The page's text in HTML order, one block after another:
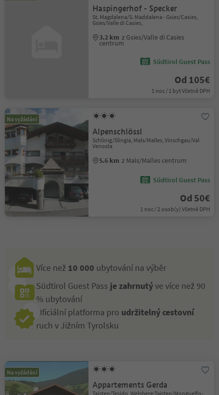
Haspingerhof - Specker
St. Magdalena/S. Maddalena - Gsies/Casies,
Gsies/Valle di Casies,
3.2 km z Gsies/Valle di Casies
centrum
Südtirol Guest Pass
Od 105€
1 noc / 1 byt Včetně DPH
Na vyžádání
Alpenschlössl
Schlinig/Slingia, Mals/Malles, Vinschgau/Val
Venosta
5.6 km z Mals/Malles centrum
Südtirol Guest Pass
Od 50€
1 noc / 2 osob(y) Včetně DPH
Více než 10 000 ubytování na výběr
Südtirol Guest Pass je zahrnutýve více než 90
% ubytování
Oficiální platforma pro udržitelný cestovní
ruch v Jižním Tyrolsku
Na vyžádání
Appartements Gerda
Taisten/Tesido, Welsberg-Taisten/Monguelfo-